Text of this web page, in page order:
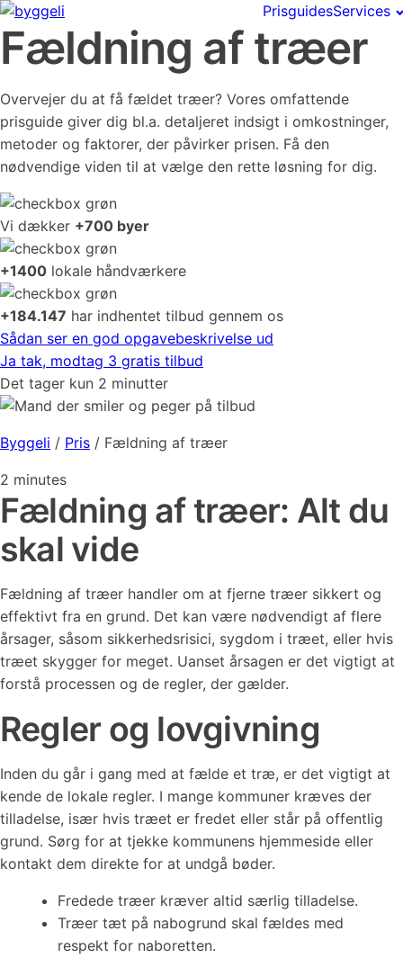
PrisguidesServices
Fældning af træer
Overvejer du at få fældet træer? Vores omfattende
prisguide giver dig bl.a. detaljeret indsigt i omkostninger,
metoder og faktorer, der påvirker prisen. Få den
nødvendige viden til at vælge den rette løsning for dig.
Vi dækker +700 byer
+1400 lokale håndværkere
+184.147 har indhentet tilbud gennem os
Sådan ser en god opgavebeskrivelse ud
Ja tak, modtag 3 gratis tilbud
Det tager kun 2 minutter
Byggeli / Pris / Fældning af træer
2 minutes
Fældning af træer: Alt du
skal vide
Fældning af træer handler om at fjerne træer sikkert og
effektivt fra en grund. Det kan være nødvendigt af flere
årsager, såsom sikkerhedsrisici, sygdom i træet, eller hvis
træet skygger for meget. Uanset årsagen er det vigtigt at
forstå processen og de regler, der gælder.
Regler og lovgivning
Inden du går i gang med at fælde et træ, er det vigtigt at
kende de lokale regler. I mange kommuner kræves der
tilladelse, især hvis træet er fredet eller står på offentlig
grund. Sørg for at tjekke kommunens hjemmeside eller
kontakt dem direkte for at undgå bøder.
Fredede træer kræver altid særlig tilladelse.
Træer tæt på nabogrund skal fældes med
respekt for naboretten.